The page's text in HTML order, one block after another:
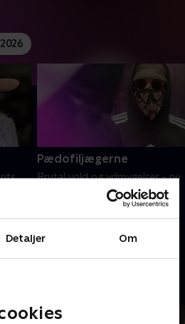
Detaljer Om
Pædofiljægerne
Brutal vold og ydmygelser - nu
afsløres de danske
pædofiljægere.